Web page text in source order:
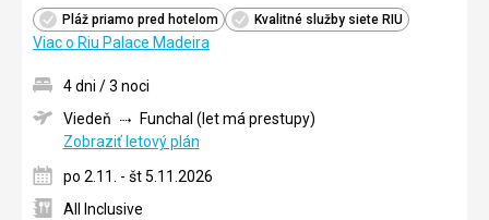
Pláž priamo pred hotelom Kvalitné služby siete RIU
Viac o Riu Palace Madeira
4 dni / 3 noci
Viedeň
Funchal (let má prestupy)
Zobraziť letový plán
po 2.11. - št 5.11.2026
All Inclusive